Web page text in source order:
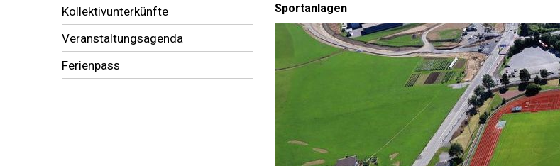
Kollektivunterkünfte
Veranstaltungsagenda
Ferienpass
Sportanlagen